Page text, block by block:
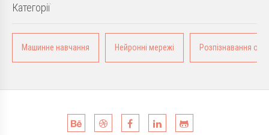
Категорії
Машинне навчання Нейронні мережі Розпізнавання